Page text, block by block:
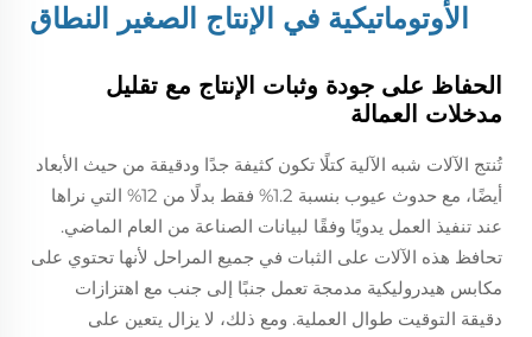
الأوتوماتيكية في الإنتاج الصغير النطاق
الحفاظ على جودة وثبات الإنتاج مع تقليل
مدخلات العمالة
تُنتج الآلات شبه الآلية كتلًا تكون كثيفة جدًا ودقيقة من حيث الأبعاد
أيضًا، مع حدوث عيوب بنسبة 1.2% فقط بدلًا من 12% التي نراها
عند تنفيذ العمل يدويًا وفقًا لبيانات الصناعة من العام الماضي.
تحافظ هذه الآلات على الثبات في جميع المراحل لأنها تحتوي على
مكابس هيدروليكية مدمجة تعمل جنبًا إلى جنب مع اهتزازات
دقيقة التوقيت طوال العملية. ومع ذلك، لا يزال يتعين على